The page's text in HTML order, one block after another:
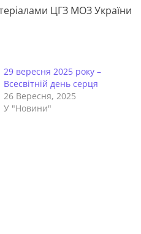
ЦГЗ МОЗ України
29 вересня 2025 року –
Всесвітній день серця
26 Вересня, 2025
У "Новини"